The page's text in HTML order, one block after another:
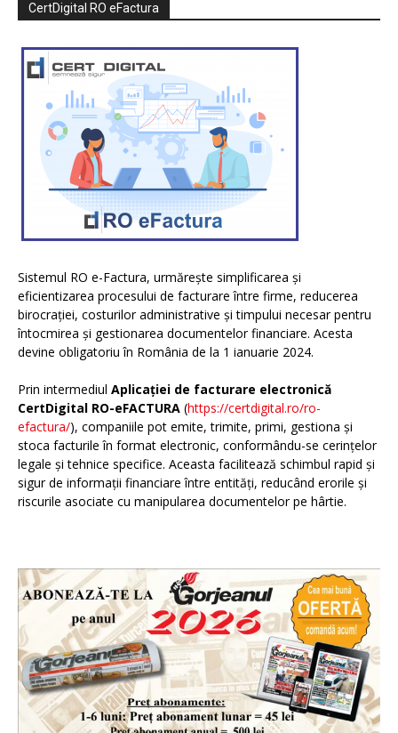
CertDigital RO eFactura
Sistemul RO e-Factura, urmărește simplificarea și
eficientizarea procesului de facturare între firme, reducerea
birocrației, costurilor administrative și timpului necesar pentru
întocmirea și gestionarea documentelor financiare. Acesta
devine obligatoriu în România de la 1 ianuarie 2024.
Prin intermediul Aplicației de facturare electronică
CertDigital RO-eFACTURA (https://certdigital.ro/ro-
efactura/), companiile pot emite, trimite, primi, gestiona și
stoca facturile în format electronic, conformându-se cerințelor
legale și tehnice specifice. Aceasta facilitează schimbul rapid și
sigur de informații financiare între entități, reducând erorile și
riscurile asociate cu manipularea documentelor pe hârtie.